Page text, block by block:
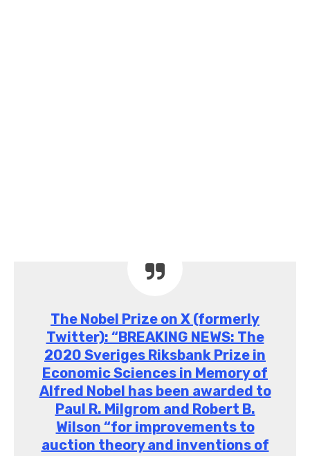
Prêmio Nobel de Economia
2020
O comitê disse que o trabalho de Wilson mostrou
“porque licitantes racionais tendem a fazer lances
abaixo de sua melhor estimativa do valor comum”.
Isto é, “o valor que é incerto de antemão, mas, no
final, é o mesmo para todos”.